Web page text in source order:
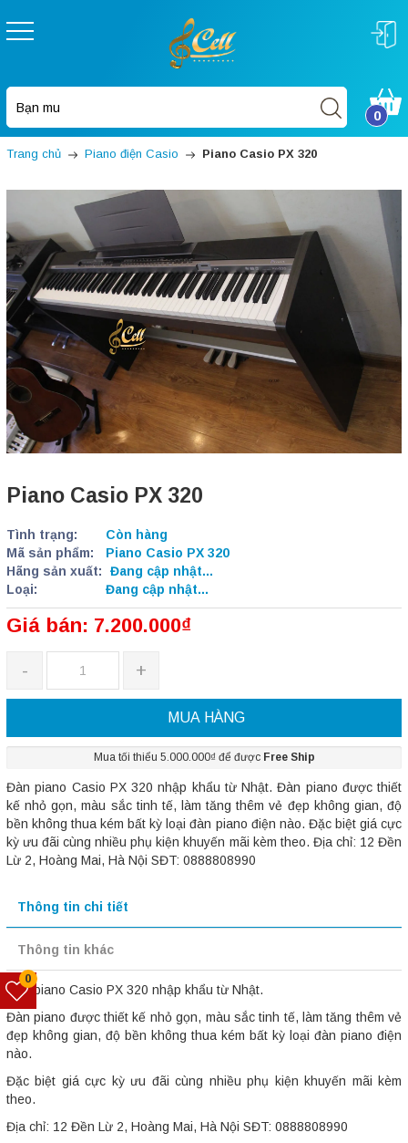
0
Trang chủ Piano điện Casio Piano Casio PX 320
Piano Casio PX 320
Tình trạng:
Còn hàng
Mã sản phẩm:
Piano Casio PX 320
Hãng sản xuất:
Đang cập nhật...
Loại:
Đang cập nhật...
Giá bán: 7.200.000₫
- +
MUA HÀNG
Mua tối thiểu 5.000.000₫ để được Free Ship
Đàn piano Casio PX 320 nhập khẩu từ Nhật. Đàn piano được thiết
kế nhỏ gọn, màu sắc tinh tế, làm tăng thêm vẻ đẹp không gian, độ
bền không thua kém bất kỳ loại đàn piano điện nào. Đặc biệt giá cực
kỳ ưu đãi cùng nhiều phụ kiện khuyến mãi kèm theo. Địa chỉ: 12 Đền
Lừ 2, Hoàng Mai, Hà Nội SĐT: 0888808990
Thông tin chi tiết
Thông tin khác
Đàn piano Casio PX 320 nhập khẩu từ Nhật.
Đàn piano được thiết kế nhỏ gọn, màu sắc tinh tế, làm tăng thêm vẻ
đẹp không gian, độ bền không thua kém bất kỳ loại đàn piano điện
nào.
Đặc biệt giá cực kỳ ưu đãi cùng nhiều phụ kiện khuyến mãi kèm
theo.
Địa chỉ: 12 Đền Lừ 2, Hoàng Mai, Hà Nội SĐT: 0888808990
0